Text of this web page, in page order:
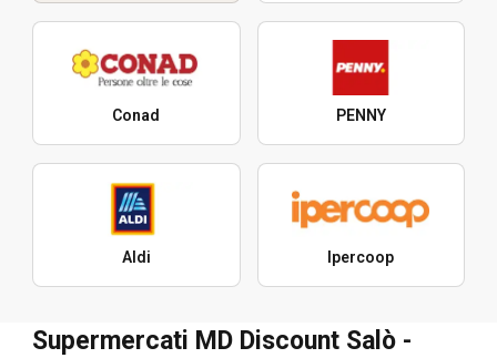
Conad PENNY
Aldi Ipercoop
Supermercati MD Discount Salò -